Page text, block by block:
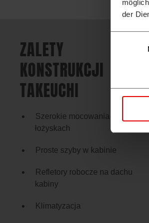
der
ZALETY
KONSTRUKCJI
TAKEUCHI
Szerokie mocowania na
łożyskach
Proste szyby w kabinie
Refletory robocze na dachu
kabiny
Klimatyzacja